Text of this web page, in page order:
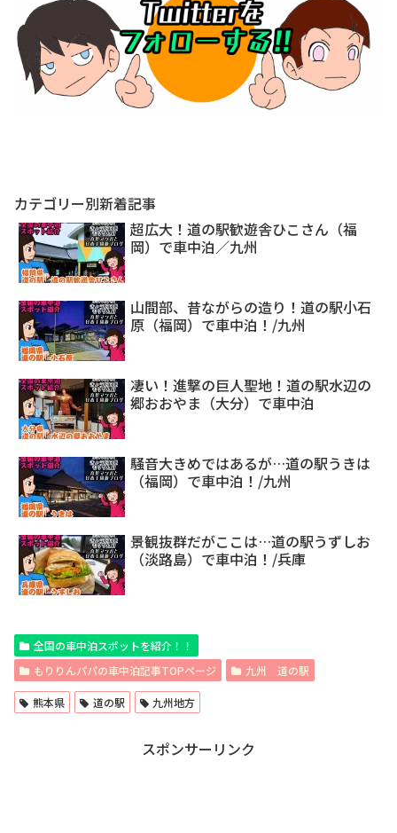
カテゴリー別新着記事
超広大！道の駅歓遊舎ひこさん（福
岡）で車中泊／九州
山間部、昔ながらの造り！道の駅小石
原（福岡）で車中泊！/九州
凄い！進撃の巨人聖地！道の駅水辺の
郷おおやま（大分）で車中泊
騒音大きめではあるが…道の駅うきは
（福岡）で車中泊！/九州
景観抜群だがここは…道の駅うずしお
（淡路島）で車中泊！/兵庫
全国の車中泊スポットを紹介！！
もりりんパパの車中泊記事TOPページ
九州 道の駅
熊本県 道の駅 九州地方
スポンサーリンク